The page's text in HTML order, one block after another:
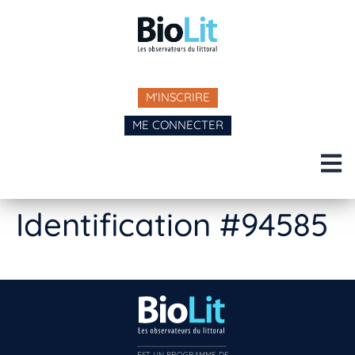
M'INSCRIRE
ME CONNECTER
Identification #94585